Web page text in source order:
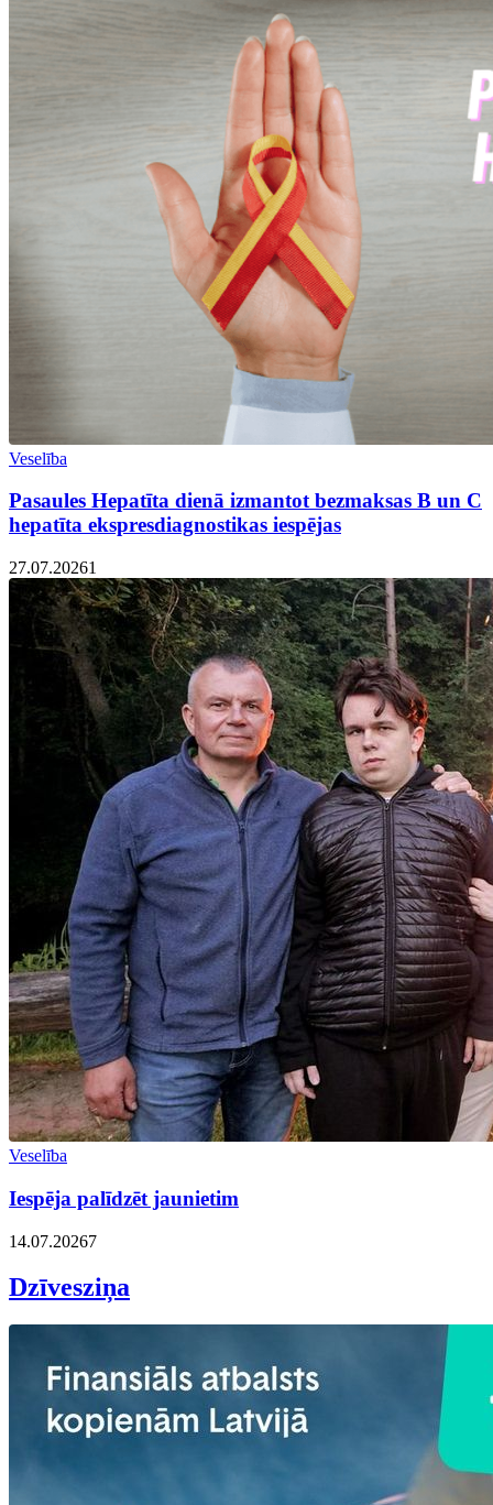
Veselība
Pasaules Hepatīta dienā izmantot bezmaksas B un C
hepatīta ekspresdiagnostikas iespējas
27.07.20261
Veselība
Iespēja palīdzēt jaunietim
14.07.20267
Dzīvesziņa